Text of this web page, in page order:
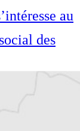
au
des